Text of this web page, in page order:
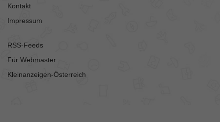
Kontakt
Impressum
RSS-Feeds
Für Webmaster
Kleinanzeigen-Österreich